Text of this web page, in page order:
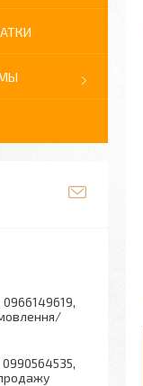
0966149619
0990564535